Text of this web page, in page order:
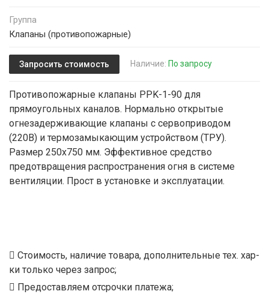
Группа
Клапаны (противопожарные)
Запросить стоимость Наличие: По запросу
Противопожарные клапаны PPK-1-90 для
прямоугольных каналов. Нормально открытые
огнезадерживающие клапаны с сервоприводом
(220В) и термозамыкающим устройством (ТРУ).
Размер 250x750 мм. Эффективное средство
предотвращения распространения огня в системе
вентиляции. Прост в установке и эксплуатации.
Стоимость, наличие товара, дополнительные тех. хар-
ки только через запрос;
Предоставляем отсрочки платежа;